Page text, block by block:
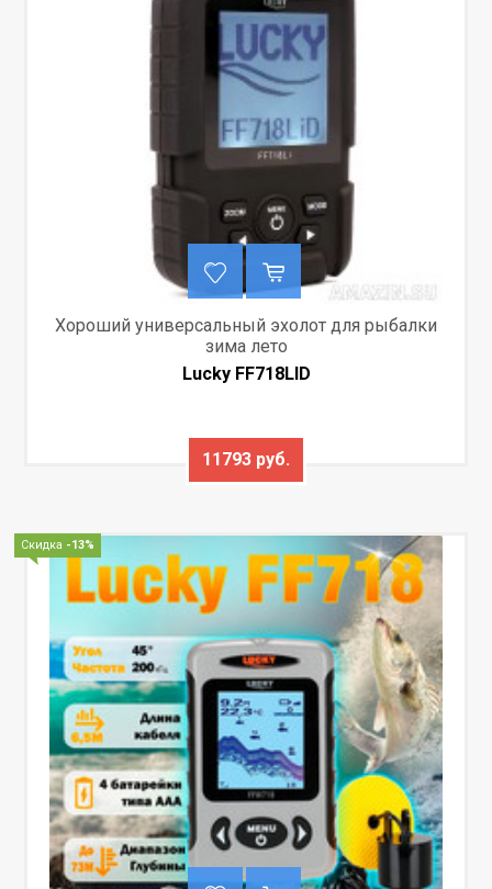
Хороший универсальный эхолот для рыбалки
зима лето
Lucky FF718LID
11793 руб.
Скидка -13%